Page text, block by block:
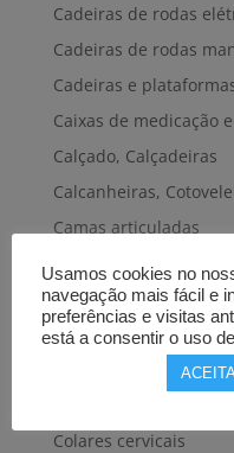
Cadeiras de rodas
Cadeiras de rodas
Cadeiras e
Caixas de medicação
Calçado, Calçadeiras
Calcanheiras,
Camas articuladas
Carros hospitalares
Cestas, Arneses
Cintas e Faixas
Cintos, Coletes e afins
Colares cervicais
Usamos cookies no
navegação mais fácil e
preferências e visitas
está a consentir o uso